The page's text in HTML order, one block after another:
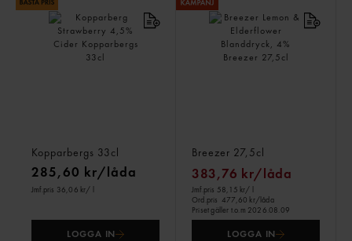
Kopparbergs 33cl
285,60 kr/låda
Jmf.pris 36,06 kr/ l
LOGGA IN
4%
Breezer 27,5cl
383,76 kr/låda
Jmf.pris 58,15 kr/ l
Ord.pris 477,60 kr/låda
Priset gäller t.o.m 2026.08.09
LOGGA IN